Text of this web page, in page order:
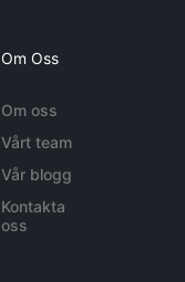
Om Oss
Om oss
Vårt team
Vår blogg
Kontakta
oss